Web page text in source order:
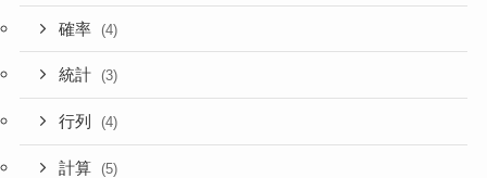
確率 (4)
統計 (3)
行列 (4)
計算 (5)